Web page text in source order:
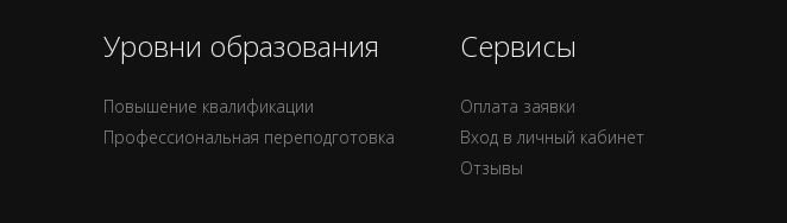
Уровни образования
Повышение квалификации
Профессиональная переподготовка
Сервисы
Оплата заявки
Вход в личный кабинет
Отзывы